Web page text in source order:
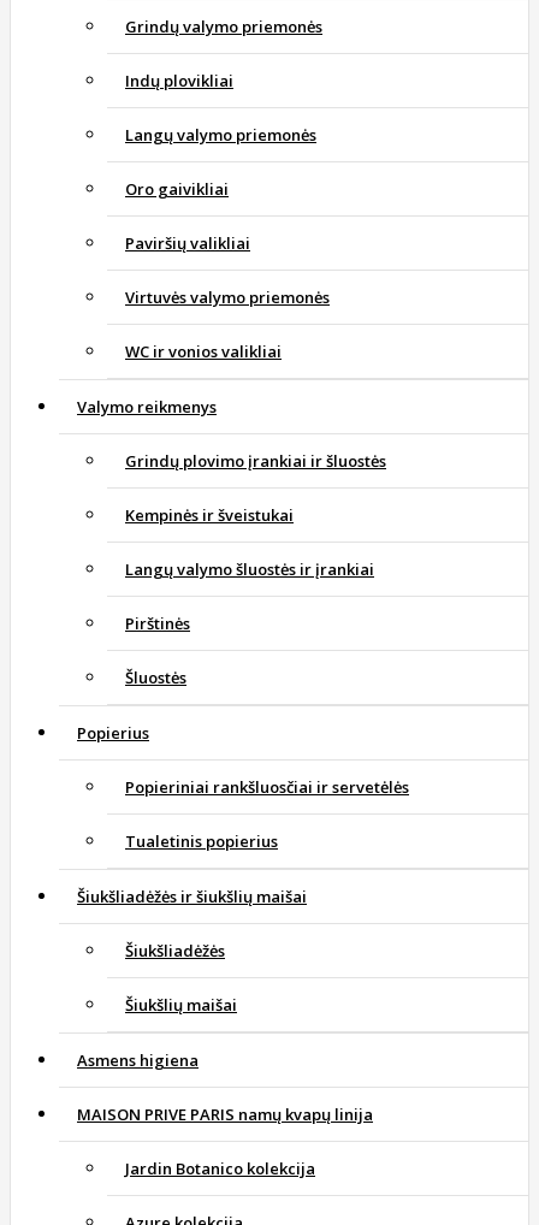
Grindų valymo priemonės
Indų plovikliai
Langų valymo priemonės
Oro gaivikliai
Paviršių valikliai
Virtuvės valymo priemonės
WC ir vonios valikliai
Valymo reikmenys
Grindų plovimo įrankiai ir šluostės
Kempinės ir šveistukai
Langų valymo šluostės ir įrankiai
Pirštinės
Šluostės
Popierius
Popieriniai rankšluosčiai ir servetėlės
Tualetinis popierius
Šiukšliadėžės ir šiukšlių maišai
Šiukšliadėžės
Šiukšlių maišai
Asmens higiena
MAISON PRIVE PARIS namų kvapų linija
Jardin Botanico kolekcija